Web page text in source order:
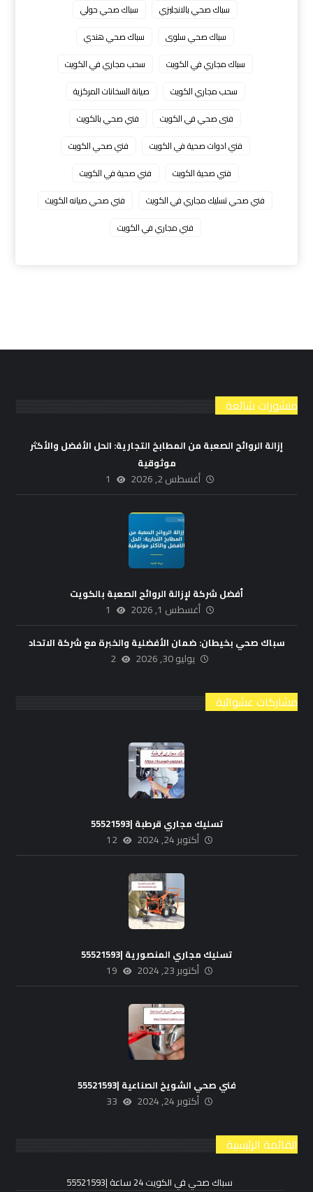
سباك صحي بالانجليزي
سباك صحي حولي
سباك صحي سلوى
سباك صحي هندي
سباك مجاري في الكويت
سحب مجاري في الكويت
سحب مجاري الكويت
صيانة السخانات المركزية
فنى صحي في الكويت
فني صحي بالكويت
فني ادوات صحية في الكويت
فني صحي الكويت
فني صحية الكويت
فني صحية في الكويت
فني صحي تسليك مجاري في الكويت
فني صحي صيانه الكويت
فني مجاري في الكويت
منشورات شائعة
إزالة الروائح الصعبة من المطابخ التجارية: الحل الأفضل والأكثر
موثوقية
أغسطس 2, 2026 1
أفضل شركة لإزالة الروائح الصعبة بالكويت
أغسطس 1, 2026 1
سباك صحي بخيطان: ضمان الأفضلية والخبرة مع شركة الاتحاد
يوليو 30, 2026 2
مشاركات عشوائية
تسليك مجاري قرطبة |55521593
أكتوبر 24, 2024 12
تسليك مجاري المنصورية |55521593
أكتوبر 23, 2024 19
فني صحي الشويخ الصناعية |55521593
أكتوبر 24, 2024 33
القائمة الرئيسية
سباك صحي في الكويت 24 ساعة |55521593